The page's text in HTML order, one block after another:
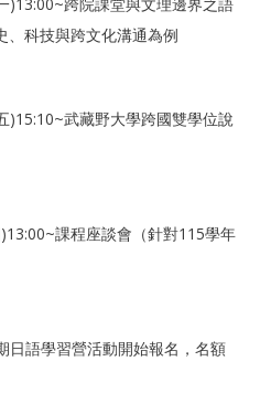
、科技與跨文化溝通為例
)15:10~武藏野大學跨國雙學位說
課程座談會（針對115學年
日語學習營活動開始報名，名額